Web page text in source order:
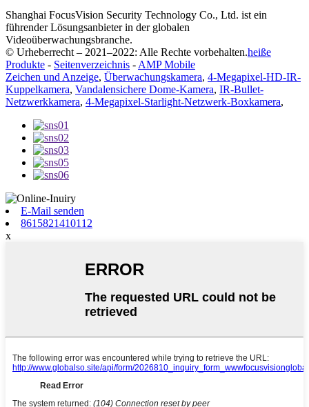
Shanghai FocusVision Security Technology Co., Ltd. ist ein
führender Lösungsanbieter in der globalen
Videoüberwachungsbranche.
© Urheberrecht – 2021–2022: Alle Rechte vorbehalten.heiße
Produkte - Seitenverzeichnis - AMP Mobile
Zeichen und Anzeige, Überwachungskamera, 4-Megapixel-HD-IR-
Kuppelkamera, Vandalensichere Dome-Kamera, IR-Bullet-
Netzwerkkamera, 4-Megapixel-Starlight-Netzwerk-Boxkamera,
E-Mail senden
8615821410112
x